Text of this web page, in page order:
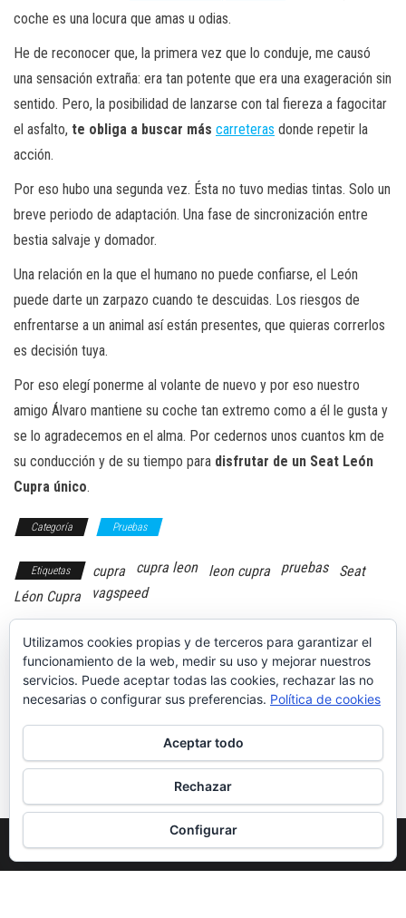
coche es una locura que amas u odias.
He de reconocer que, la primera vez que lo conduje, me causó
una sensación extraña: era tan potente que era una exageración sin
sentido. Pero, la posibilidad de lanzarse con tal fiereza a fagocitar
el asfalto, te obliga a buscar más carreteras donde repetir la
acción.
Por eso hubo una segunda vez. Ésta no tuvo medias tintas. Solo un
breve periodo de adaptación. Una fase de sincronización entre
bestia salvaje y domador.
Una relación en la que el humano no puede confiarse, el León
puede darte un zarpazo cuando te descuidas. Los riesgos de
enfrentarse a un animal así están presentes, que quieras correrlos
es decisión tuya.
Por eso elegí ponerme al volante de nuevo y por eso nuestro
amigo Álvaro mantiene su coche tan extremo como a él le gusta y
se lo agradecemos en el alma. Por cedernos unos cuantos km de
su conducción y de su tiempo para disfrutar de un Seat León
Cupra único.
Categoría Pruebas
Etiquetas cupra cupra leon leon cupra pruebas
Seat
Léon Cupra
vagspeed
Prueba: Nissan
Prueba: Renault
deportivo del
Funciona gracias aWordPress |Tema:Envo Magazine
Utilizamos cookies propias y de terceros para garantizar el
funcionamiento de la web, medir su uso y mejorar nuestros
servicios. Puede aceptar todas las cookies, rechazar las no
necesarias o configurar sus preferencias. Política de cookies
Aceptar todo
Rechazar
Configurar